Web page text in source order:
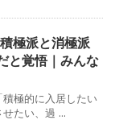
極派と消極派
と覚悟｜みんな
極的に入居したい
たい、過 ...